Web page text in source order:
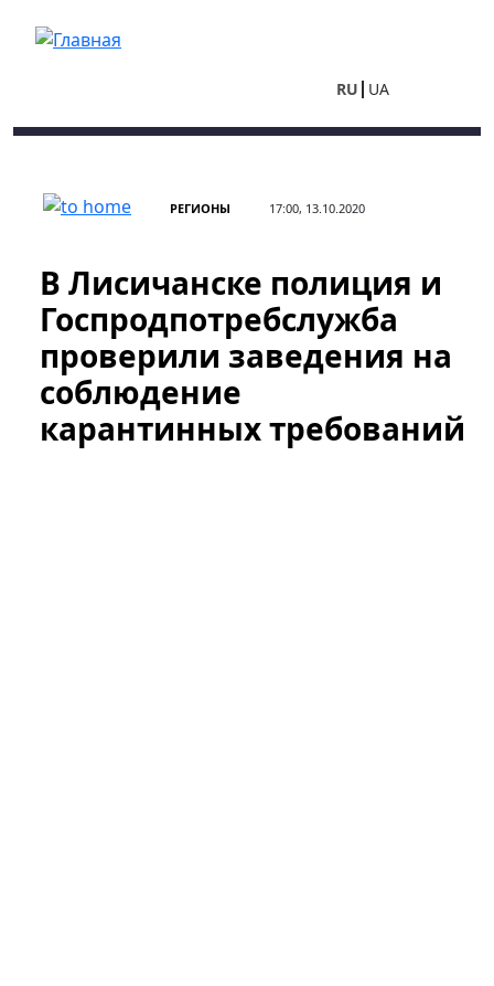
RU UA
РЕГИОНЫ 17:00, 13.10.2020
В Лисичанске полиция и
Госпродпотребслужба
проверили заведения на
соблюдение
карантинных требований